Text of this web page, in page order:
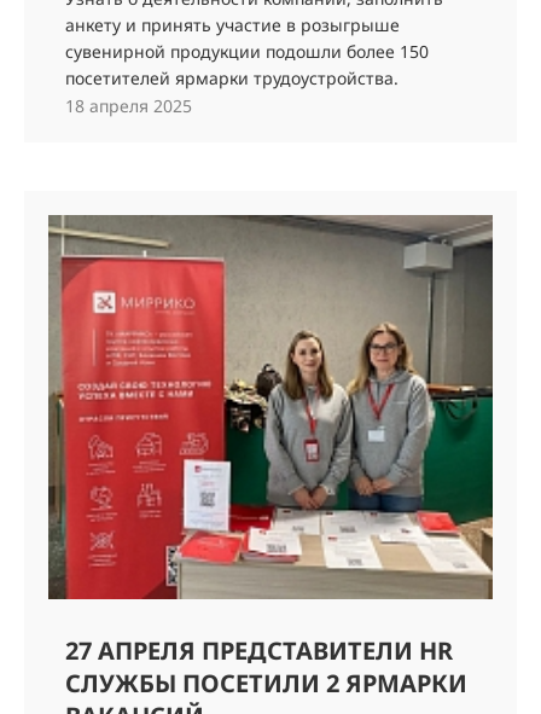
анкету и принять участие в розыгрыше
сувенирной продукции подошли более 150
посетителей ярмарки трудоустройства.
18 апреля 2025
27 АПРЕЛЯ ПРЕДСТАВИТЕЛИ HR
СЛУЖБЫ ПОСЕТИЛИ 2 ЯРМАРКИ